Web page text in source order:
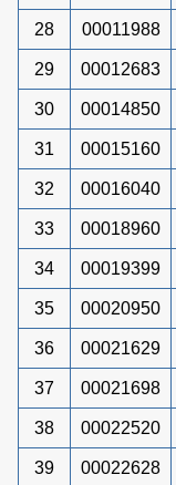
28 00011988
29 00012683
30 00014850
31 00015160
32 00016040
33 00018960
34 00019399
35 00020950
36 00021629
37 00021698
38 00022520
39 00022628